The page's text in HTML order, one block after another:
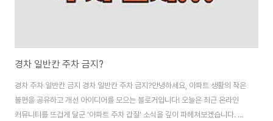
경차 일반칸 주차 금지?
경차 주차 일반칸 금지 경차 일반칸 주차 금지?안녕하세요, 아파트 생활의 작은
불편을 공유하고 개선 아이디어를 모으는 블로거입니다! 오늘은 최근 온라인
커뮤니티를 뜨겁게 달군 '아파트 주차 갑질' 소식을 깊이 파헤쳐보겠습니다. 한